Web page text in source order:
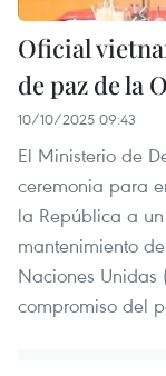
Oficial
de paz de la
10/10/2025 09:43
El Ministerio de
ceremonia para
la República a
mantenimiento
Naciones Unidas
compromiso del